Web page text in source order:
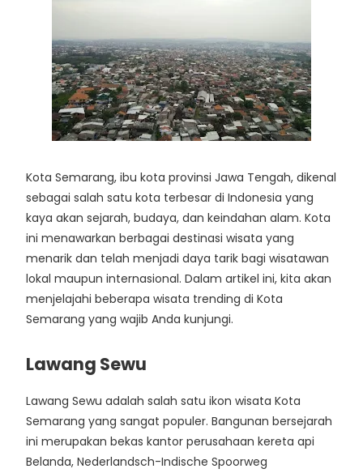
Kota Semarang, ibu kota provinsi Jawa Tengah, dikenal
sebagai salah satu kota terbesar di Indonesia yang
kaya akan sejarah, budaya, dan keindahan alam. Kota
ini menawarkan berbagai destinasi wisata yang
menarik dan telah menjadi daya tarik bagi wisatawan
lokal maupun internasional. Dalam artikel ini, kita akan
menjelajahi beberapa wisata trending di Kota
Semarang yang wajib Anda kunjungi.
Lawang Sewu
Lawang Sewu adalah salah satu ikon wisata Kota
Semarang yang sangat populer. Bangunan bersejarah
ini merupakan bekas kantor perusahaan kereta api
Belanda, Nederlandsch-Indische Spoorweg